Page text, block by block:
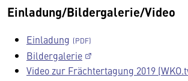
Einladung/Bildergalerie/Video
Einladung
Bildergalerie
Video zur Frächtertagung 2019